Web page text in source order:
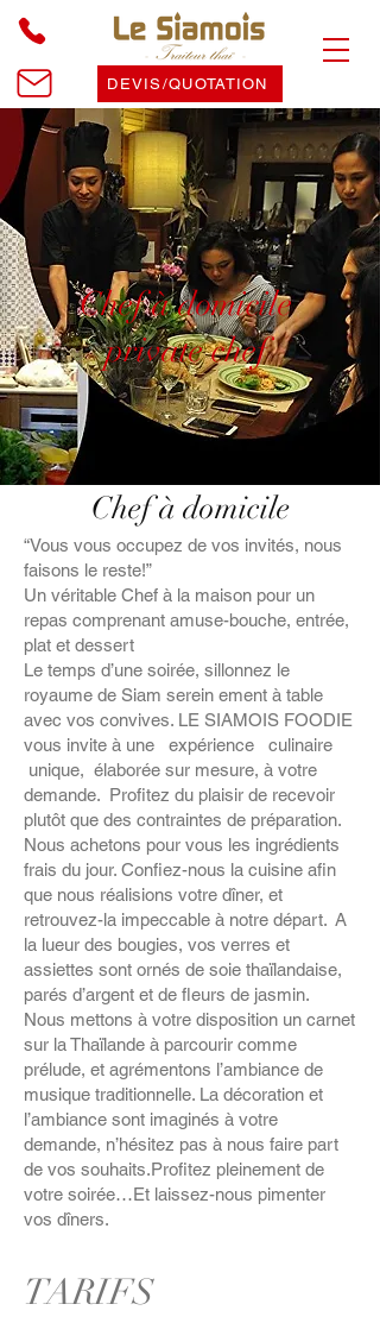
DEVIS/QUOTATION
Chef à domicile
private chef
Chef à domicile
“Vous vous occupez de vos invités, nous
faisons le reste!”
Un véritable Chef à la maison pour un
repas comprenant amuse-bouche, entrée,
plat et dessert
Le temps d’une soirée, sillonnez le
royaume de Siam serein ement à table
avec vos convives. LE SIAMOIS FOODIE
vous invite à une expérience culinaire
unique, élaborée sur mesure, à votre
demande. Profitez du plaisir de recevoir
plutôt que des contraintes de préparation.
Nous achetons pour vous les ingrédients
frais du jour. Confiez-nous la cuisine afin
que nous réalisions votre dîner, et
retrouvez-la impeccable à notre départ. A
la lueur des bougies, vos verres et
assiettes sont ornés de soie thaïlandaise,
parés d’argent et de fleurs de jasmin.
Nous mettons à votre disposition un carnet
sur la Thaïlande à parcourir comme
prélude, et agrémentons l’ambiance de
musique traditionnelle. La décoration et
l’ambiance sont imaginés à votre
demande, n’hésitez pas à nous faire part
de vos souhaits.Profitez pleinement de
votre soirée…Et laissez-nous pimenter
vos dîners.
TARIFS